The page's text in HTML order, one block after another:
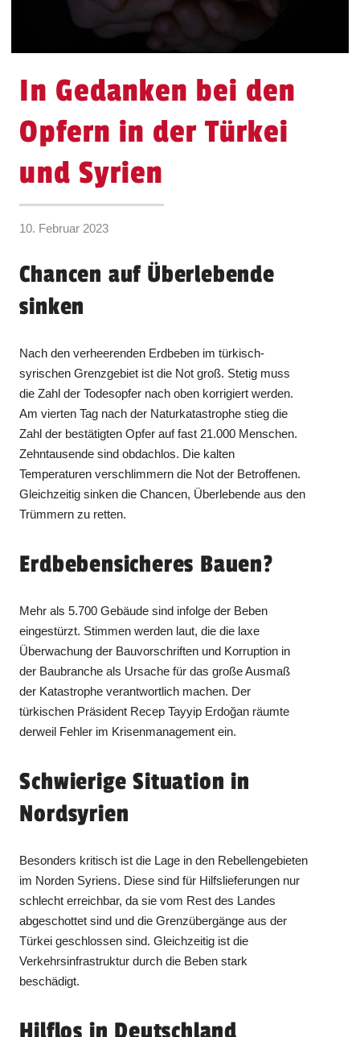
In Gedanken bei den
Opfern in der Türkei
und Syrien
10. Februar 2023
Chancen auf Überlebende
sinken
Nach den verheerenden Erdbeben im türkisch-
syrischen Grenzgebiet ist die Not groß. Stetig muss
die Zahl der Todesopfer nach oben korrigiert werden.
Am vierten Tag nach der Naturkatastrophe stieg die
Zahl der bestätigten Opfer auf fast 21.000 Menschen.
Zehntausende sind obdachlos. Die kalten
Temperaturen verschlimmern die Not der Betroffenen.
Gleichzeitig sinken die Chancen, Überlebende aus den
Trümmern zu retten.
Erdbebensicheres Bauen?
Mehr als 5.700 Gebäude sind infolge der Beben
eingestürzt. Stimmen werden laut, die die laxe
Überwachung der Bauvorschriften und Korruption in
der Baubranche als Ursache für das große Ausmaß
der Katastrophe verantwortlich machen. Der
türkischen Präsident Recep Tayyip Erdoğan räumte
derweil Fehler im Krisenmanagement ein.
Schwierige Situation in
Nordsyrien
Besonders kritisch ist die Lage in den Rebellengebieten
im Norden Syriens. Diese sind für Hilfslieferungen nur
schlecht erreichbar, da sie vom Rest des Landes
abgeschottet sind und die Grenzübergänge aus der
Türkei geschlossen sind. Gleichzeitig ist die
Verkehrsinfrastruktur durch die Beben stark
beschädigt.